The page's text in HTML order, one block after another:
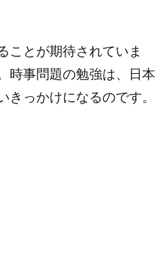
ことが期待されていま
時事問題の勉強は、日本
きっかけになるのです。